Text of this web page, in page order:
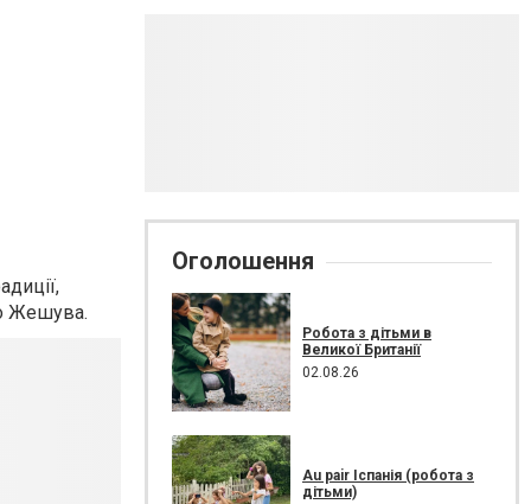
Жешува.
Оголошення
Робота з дітьми в
Великої Британії
02.08.26
Au pair Іспанія (робота з
дітьми)